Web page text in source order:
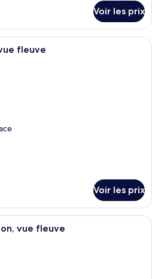
Voir les prix
Une chambre d’hôtel moderne
fleuve
Voir les prix
Une chambre d’hôtel comprenant
vue fleuve